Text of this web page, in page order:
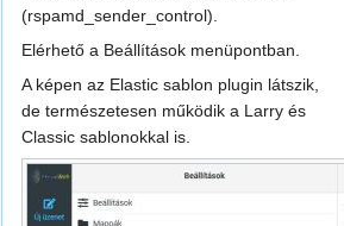
(rspamd_sender_control).
Elérhető a Beállítások menüpontban.
A képen az Elastic sablon plugin látszik,
de természetesen működik a Larry és
Classic sablonokkal is.